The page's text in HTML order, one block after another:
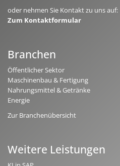
oder nehmen Sie Kontakt zu uns auf:
Zum Kontaktformular
Branchen
Öffentlicher Sektor
Maschinenbau & Fertigung
Nahrungsmittel & Getränke
Energie
Zur Branchenübersicht
Weitere Leistungen